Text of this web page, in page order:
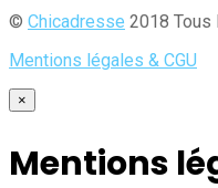
© Chicadresse 2018
Mentions légales & CGU
×
Mentions